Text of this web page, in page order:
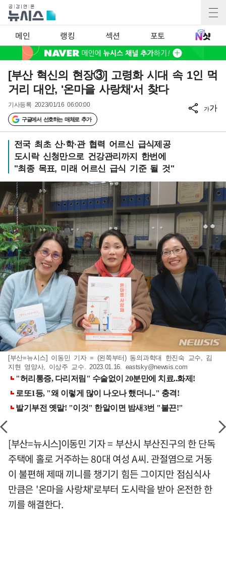
메인 랭킹 섹션 포토
[부산 혁신의 현장③] 고령화 시대 속 1인 먹
거리 대안, '온마을 사랑채'서 찾다
기사등록 2023/01/16 06:00:00
구글에서 선호하는 매체로 추가
가가
전국 최초 산·학·관 협력 어르신 급식제공
도시락 신청만으로 건강관리까지 한번에
"최종 목표, 미래 어르신 급식 기준 될 것"
[부산=뉴시스] 이동민 기자 = (왼쪽부터) 동의과학대 한진숙 교수, 김
지현 영양사, 이상주 교수. 2023.01.16. eastsky@newsis.com
[부산=뉴시스]이동민 기자 = 부산시 부산진구의 한 단독
주택에 홀로 거주하는 80대 여성 A씨. 관절염으로 거동
이 불편해 제때 끼니를 챙기기 힘든 그이지만 점심식사
만큼은 '온마을 사랑채'로부터 도시락을 받아 온전한 한
끼를 해결한다.